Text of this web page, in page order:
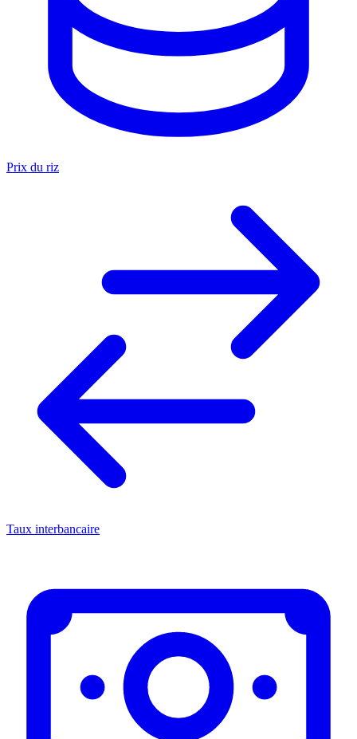
Prix du riz
Taux interbancaire